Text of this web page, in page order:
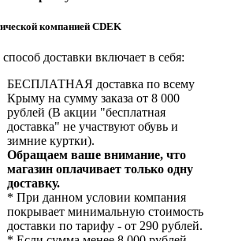
компанией CDEK
доставки включает в себя:
БЕСПЛАТНАЯ доставка по всему
Крыму на сумму заказа от 8 000
рублей (В акции "бесплатная
доставка" не участвуют обувь и
зимние куртки).
Обращаем ваше внимание, что
магазин оплачивает только одну
доставку.
* При данном условии компания
покрывает минимальную стоимость
доставки по тарифу - от 290 рублей.